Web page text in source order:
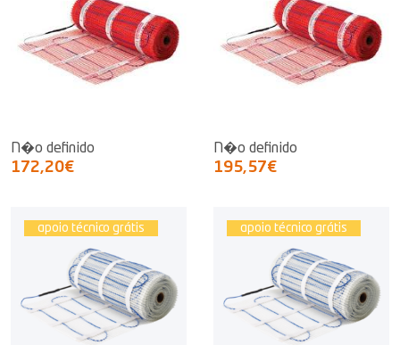
N�o definido
172,20€
N�o definido
195,57€
apoio técnico grátis apoio técnico grátis